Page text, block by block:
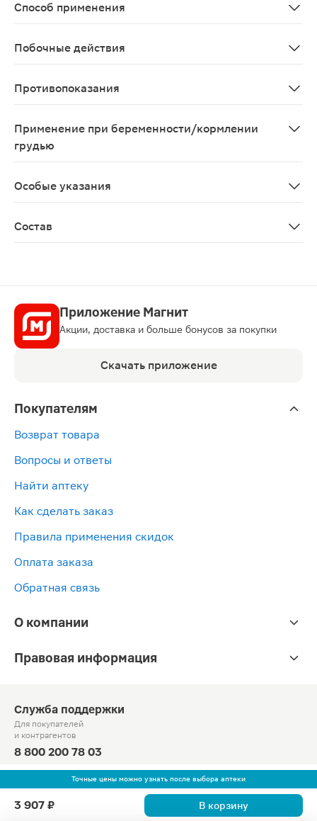
Точные цены можно узнать после выбора аптеки
3 907 ₽ В корзину
Способ применения
Побочные действия
Противопоказания
Применение при беременности/кормлении
грудью
Особые указания
Состав
Приложение Магнит
Акции, доставка и больше бонусов за покупки
Скачать приложение
Покупателям
Возврат товара
Вопросы и ответы
Найти аптеку
Как сделать заказ
Правила применения скидок
Оплата заказа
Обратная связь
О компании
Правовая информация
Служба поддержки
Для покупателей
и контрагентов
8 800 200 78 03
Круглосуточно, звонок по России бесплатный
© Официальный сайт сети «Магнит».